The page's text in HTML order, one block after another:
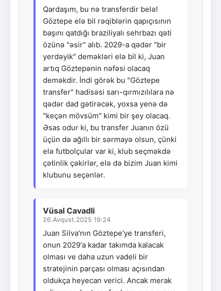
Qardaşım, bu nə transferdir belə!
Göztepe elə bil rəqiblərin qapıçısının
başını qatdığı braziliyalı sehrbazı qəti
özünə "əsir" alıb. 2029-a qədər "bir
yerdəyik" deməkləri elə bil ki, Juan
artıq Göztepənin nəfəsi olacaq
deməkdir. İndi görək bu "Göztepe
transfer" hadisəsi sarı-qırmızılılara nə
qədər dad gətirəcək, yoxsa yenə də
"keçən mövsüm" kimi bir şey olacaq.
Əsas odur ki, bu transfer Juanın özü
üçün də ağıllı bir sərmayə olsun, çünki
elə futbolçular var ki, klub seçməkdə
çətinlik çəkirlər, elə də bizim Juan kimi
klubunu seçənlər.
Vüsal Cavadli
26.Avqust.2025 19:24
Juan Silva'nın Göztepe'ye transferi,
onun 2029'a kadar takımda kalacak
olması ve daha uzun vadeli bir
stratejinin parçası olması açısından
oldukça heyecan verici. Ancak merak